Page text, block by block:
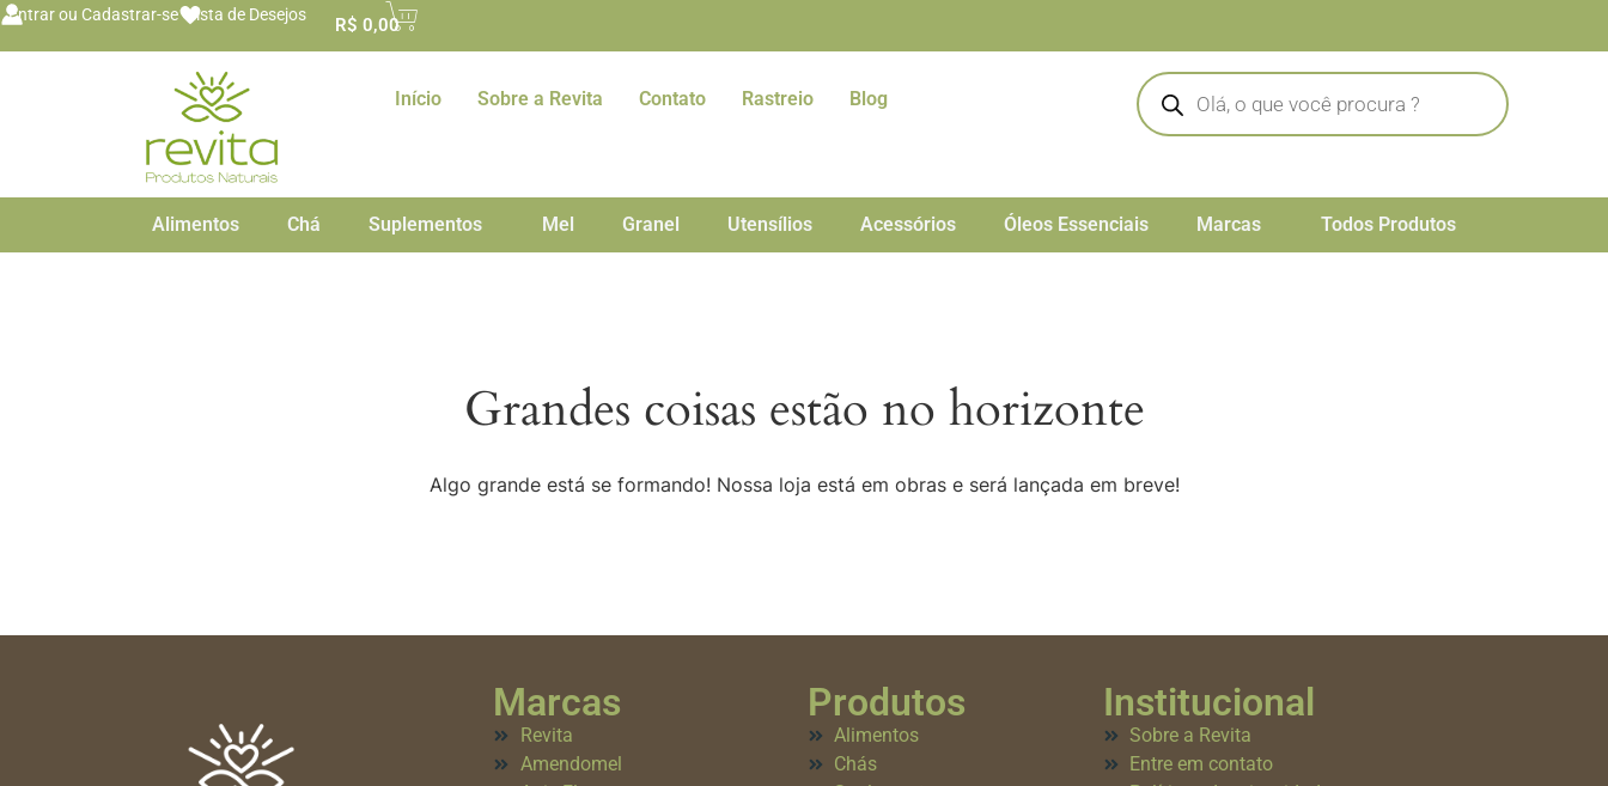
conteúdo
Entrar ou Cadastrar-se Lista de Desejos R$ 0,00
Início Sobre a Revita Contato Rastreio Blog
Alimentos Chá Suplementos Mel Granel Utensílios Acessórios Óleos Essenciais Marcas Todos Produtos
Grandes coisas estão no horizonte
Algo grande está se formando! Nossa loja está em obras e será lançada em breve!
Marcas
Revita
Amendomel
Produtos
Alimentos
Chás
Institucional
Sobre a Revita
Entre em contato